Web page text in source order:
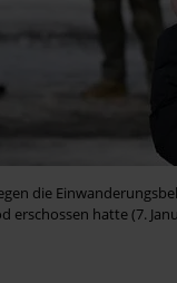
die
erschossen hatte (7.